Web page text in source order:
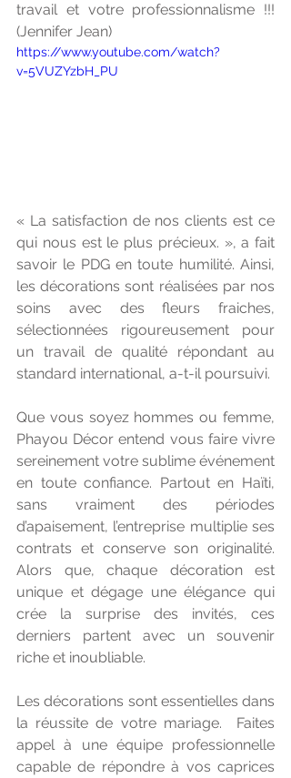
travail et votre professionnalisme !!!
(Jennifer Jean)
https://www.youtube.com/watch?
v=5VUZYzbH_PU
« La satisfaction de nos clients est ce
qui nous est le plus précieux. », a fait
savoir le PDG en toute humilité. Ainsi,
les décorations sont réalisées par nos
soins avec des fleurs fraiches,
sélectionnées rigoureusement pour
un travail de qualité répondant au
standard international, a-t-il poursuivi.
Que vous soyez hommes ou femme,
Phayou Décor entend vous faire vivre
sereinement votre sublime événement
en toute confiance. Partout en Haïti,
sans vraiment des périodes
d’apaisement, l’entreprise multiplie ses
contrats et conserve son originalité.
Alors que, chaque décoration est
unique et dégage une élégance qui
crée la surprise des invités, ces
derniers partent avec un souvenir
riche et inoubliable.
Les décorations sont essentielles dans
la réussite de votre mariage.  Faites
appel à une équipe professionnelle
capable de répondre à vos caprices